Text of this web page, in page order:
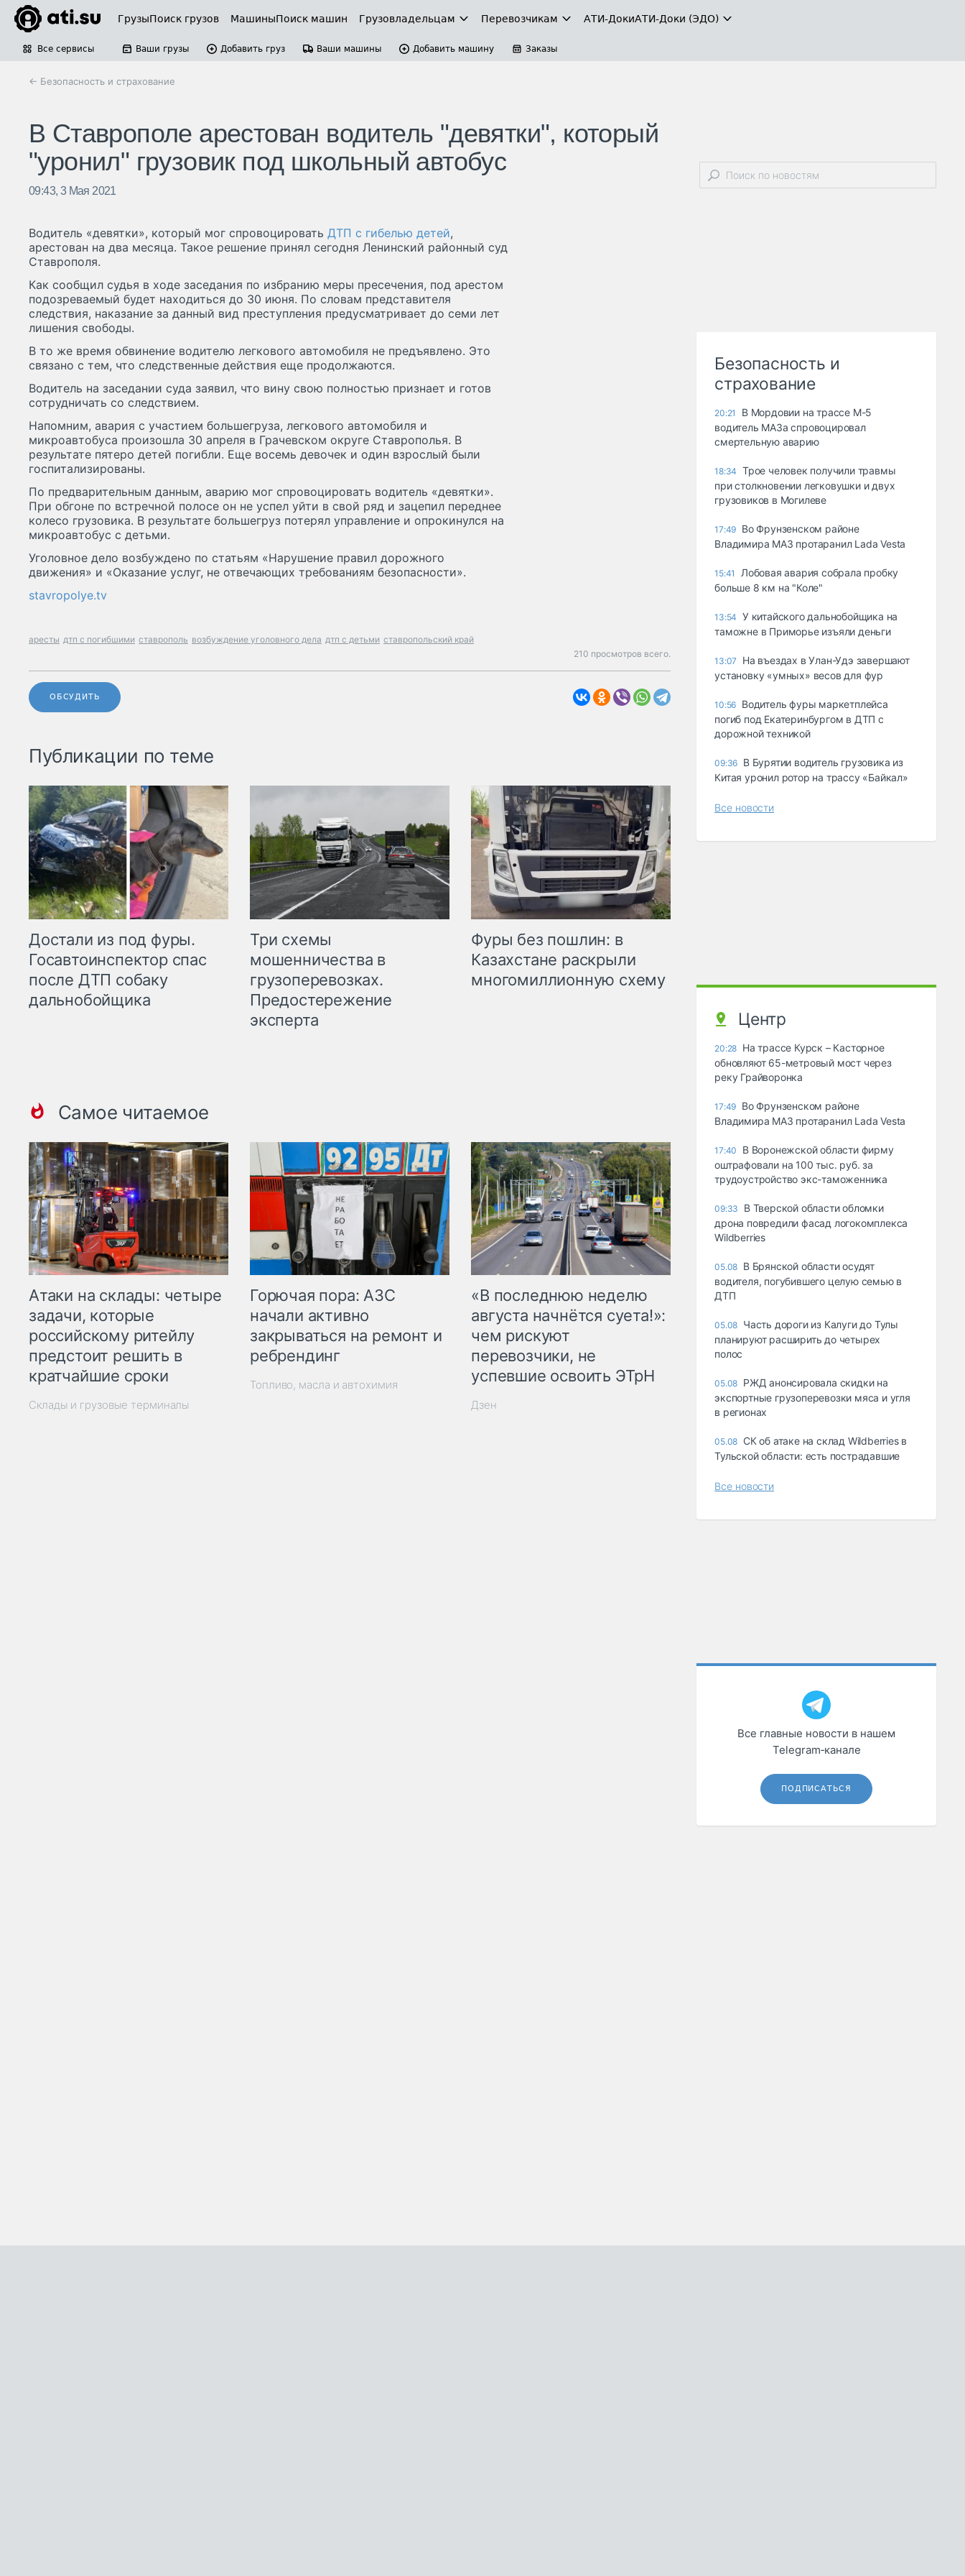
ГрузыПоиск грузов МашиныПоиск машин Грузовладельцам Перевозчикам АТИ-ДокиАТИ-Доки (ЭДО)
Все сервисы Ваши грузы Добавить груз Ваши машины Добавить машину Заказы
← Безопасность и страхование
В Ставрополе арестован водитель "девятки", который
"уронил" грузовик под школьный автобус
09:43, 3 Мая 2021
Водитель «девятки», который мог спровоцировать ДТП с гибелью детей,
арестован на два месяца. Такое решение принял сегодня Ленинский районный суд
Ставрополя.
Как сообщил судья в ходе заседания по избранию меры пресечения, под арестом
подозреваемый будет находиться до 30 июня. По словам представителя
следствия, наказание за данный вид преступления предусматривает до семи лет
лишения свободы.
В то же время обвинение водителю легкового автомобиля не предъявлено. Это
связано с тем, что следственные действия еще продолжаются.
Водитель на заседании суда заявил, что вину свою полностью признает и готов
сотрудничать со следствием.
Напомним, авария с участием большегруза, легкового автомобиля и
микроавтобуса произошла 30 апреля в Грачевском округе Ставрополья. В
результате пятеро детей погибли. Еще восемь девочек и один взрослый были
госпитализированы.
По предварительным данным, аварию мог спровоцировать водитель «девятки».
При обгоне по встречной полосе он не успел уйти в свой ряд и зацепил переднее
колесо грузовика. В результате большегруз потерял управление и опрокинулся на
микроавтобус с детьми.
Уголовное дело возбуждено по статьям «Нарушение правил дорожного
движения» и «Оказание услуг, не отвечающих требованиям безопасности».
stavropolye.tv
аресты дтп с погибшими ставрополь возбуждение уголовного дела дтп с детьми ставропольский край
210 просмотров всего.
ОБСУДИТЬ
Публикации по теме
Достали из под фуры.
Госавтоинспектор спас
после ДТП собаку
дальнобойщика
Три схемы
мошенничества в
грузоперевозках.
Предостережение
эксперта
Фуры без пошлин: в
Казахстане раскрыли
многомиллионную схему
Самое читаемое
Атаки на склады: четыре
задачи, которые
российскому ритейлу
предстоит решить в
кратчайшие сроки
Склады и грузовые терминалы
Горючая пора: АЗС
начали активно
закрываться на ремонт и
ребрендинг
Топливо, масла и автохимия
«В последнюю неделю
августа начнётся суета!»:
чем рискуют
перевозчики, не
успевшие освоить ЭТрН
Дзен
Безопасность и
страхование
20:21
В Мордовии на трассе М-5
водитель МАЗа спровоцировал
смертельную аварию
18:34
Трое человек получили травмы
при столкновении легковушки и двух
грузовиков в Могилеве
17:49 Во Фрунзенском районе
Владимира МАЗ протаранил Lada Vesta
15:41
Лобовая авария собрала пробку
больше 8 км на "Коле"
13:54
У китайского дальнобойщика на
таможне в Приморье изъяли деньги
13:07
Ha въeздax в Улaн-Удэ зaвepшaют
ycтaнoвкy «yмныx» вecoв для фyp
10:56 Водитель фуры маркетплейса
погиб под Екатеринбургом в ДТП с
дорожной техникой
09:36 В Бурятии водитель грузовика из
Китая уронил ротор на трассу «Байкал»
Все новости
Центр
20:28 На трассе Курск – Касторное
обновляют 65-метровый мост через
реку Грайворонка
17:49 Во Фрунзенском районе
Владимира МАЗ протаранил Lada Vesta
17:40
В Воронежской области фирму
оштрафовали на 100 тыс. руб. за
трудоустройство экс-таможенника
09:33
В Тверской области обломки
дрона повредили фасад логокомплекса
Wildberries
05.08 В Брянской области осудят
водителя, погубившего целую семью в
ДТП
05.08 Часть дороги из Калуги до Тулы
планируют расширить до четырех
полос
05.08 РЖД анонсировала скидки на
экспортные грузоперевозки мяса и угля
в регионах
05.08 СК об атаке на склад Wildberries в
Тульской области: есть пострадавшие
Все новости
Все главные новости в нашем
Telegram‑канале
ПОДПИСАТЬСЯ